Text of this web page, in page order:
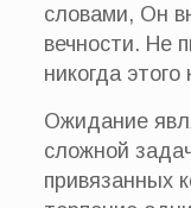
словами, Он
вечности. Не
никогда
Ожидание
сложной
привязанных